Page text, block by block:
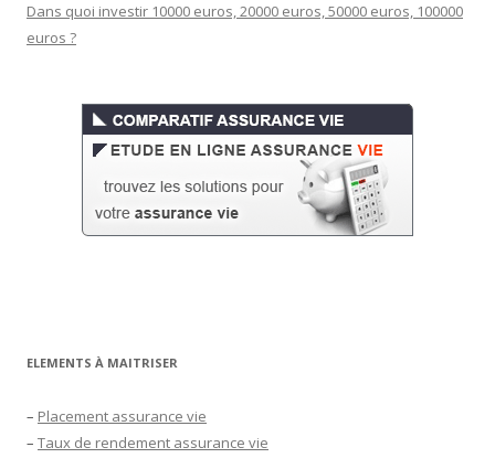
Dans quoi investir 10000 euros, 20000 euros, 50000 euros, 100000
euros ?
ELEMENTS À MAITRISER
– Placement assurance vie
– Taux de rendement assurance vie